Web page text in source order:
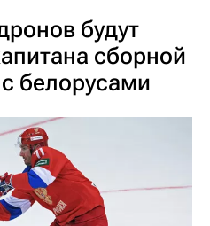
будут
сборной
белорусами